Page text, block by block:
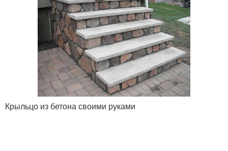
Крыльцо из бетона своими руками